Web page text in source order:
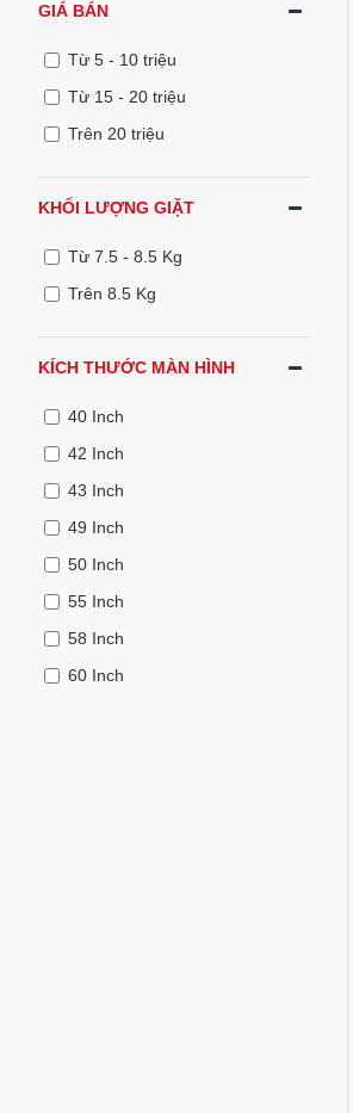
GIÁ BÁN
Từ 5 - 10 triệu
Từ 15 - 20 triệu
Trên 20 triệu
KHỐI LƯỢNG GIẶT
Từ 7.5 - 8.5 Kg
Trên 8.5 Kg
KÍCH THƯỚC MÀN HÌNH
40 Inch
42 Inch
43 Inch
49 Inch
50 Inch
55 Inch
58 Inch
60 Inch